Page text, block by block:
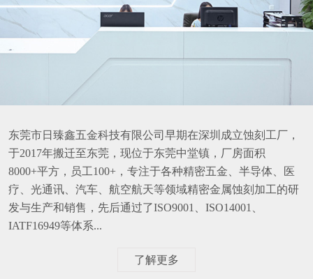
东莞市日臻鑫五金科技有限公司早期在深圳成立蚀刻工厂，
于2017年搬迁至东莞，现位于东莞中堂镇，厂房面积
8000+平方，员工100+，专注于各种精密五金、半导体、医
疗、光通讯、汽车、航空航天等领域精密金属蚀刻加工的研
发与生产和销售，先后通过了ISO9001、ISO14001、
IATF16949等体系...
了解更多